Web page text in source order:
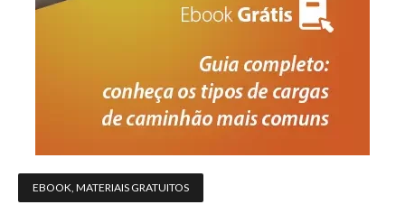
EBOOK MATERIAIS GRATUITOS